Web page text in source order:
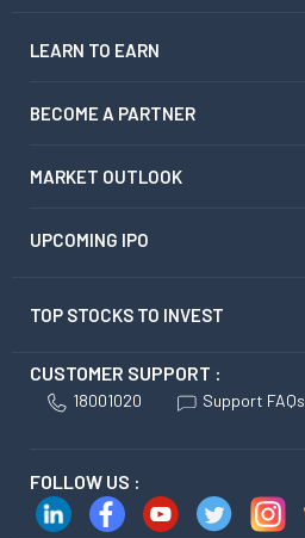
LEARN TO EARN
BECOME A PARTNER
MARKET OUTLOOK
UPCOMING IPO
TOP STOCKS TO INVEST
CUSTOMER SUPPORT :
18001020 Support FAQs
FOLLOW US :